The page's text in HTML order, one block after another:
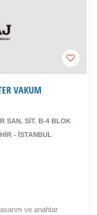
VAKUM
SAN. SİT. B-4 BLOK
- İSTANBUL
ve anahtar